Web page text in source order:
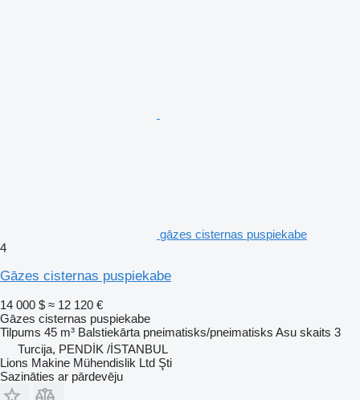
gāzes cisternas puspiekabe
4
Gāzes cisternas puspiekabe
14 000 $ ≈ 12 120 €
Gāzes cisternas puspiekabe
Tilpums 45 m³ Balstiekārta pneimatisks/pneimatisks Asu skaits 3
Turcija, PENDİK /İSTANBUL
Lions Makine Mühendislik Ltd Şti
Sazināties ar pārdevēju